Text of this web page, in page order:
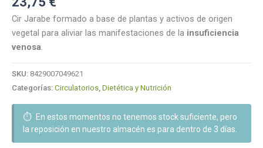
Cir Jarabe formado a base de plantas y activos de origen
vegetal para aliviar las manifestaciones de la insuficiencia
venosa.
SKU: 8429007049621
Categorías: Circulatorios, Dietética y Nutrición
⏱️
En estos momentos no tenemos stock suficiente, pero
la reposición en nuestro almacén es para dentro de 3 días.